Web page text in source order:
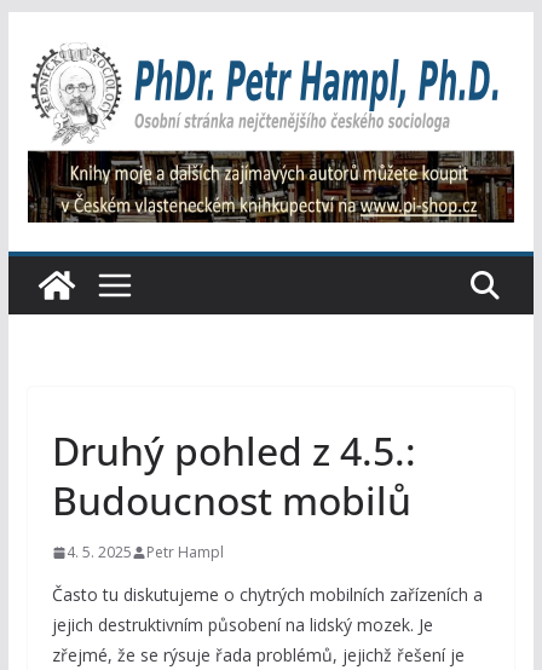
obsah
Druhý pohled z 4.5.:
Budoucnost mobilů
4. 5. 2025 Petr Hampl
Často tu diskutujeme o chytrých mobilních zařízeních a
jejich destruktivním působení na lidský mozek. Je
zřejmé, že se rýsuje řada problémů, jejichž řešení je